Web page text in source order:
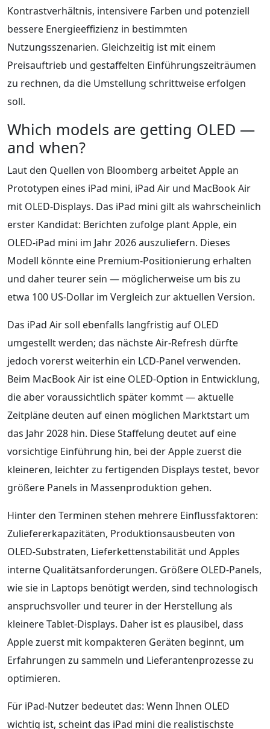
Kontrastverhältnis, intensivere Farben und potenziell
bessere Energieeffizienz in bestimmten
Nutzungsszenarien. Gleichzeitig ist mit einem
Preisauftrieb und gestaffelten Einführungszeiträumen
zu rechnen, da die Umstellung schrittweise erfolgen
soll.
Which models are getting OLED —
and when?
Laut den Quellen von Bloomberg arbeitet Apple an
Prototypen eines iPad mini, iPad Air und MacBook Air
mit OLED-Displays. Das iPad mini gilt als wahrscheinlich
erster Kandidat: Berichten zufolge plant Apple, ein
OLED-iPad mini im Jahr 2026 auszuliefern. Dieses
Modell könnte eine Premium-Positionierung erhalten
und daher teurer sein — möglicherweise um bis zu
etwa 100 US-Dollar im Vergleich zur aktuellen Version.
Das iPad Air soll ebenfalls langfristig auf OLED
umgestellt werden; das nächste Air-Refresh dürfte
jedoch vorerst weiterhin ein LCD-Panel verwenden.
Beim MacBook Air ist eine OLED-Option in Entwicklung,
die aber voraussichtlich später kommt — aktuelle
Zeitpläne deuten auf einen möglichen Marktstart um
das Jahr 2028 hin. Diese Staffelung deutet auf eine
vorsichtige Einführung hin, bei der Apple zuerst die
kleineren, leichter zu fertigenden Displays testet, bevor
größere Panels in Massenproduktion gehen.
Hinter den Terminen stehen mehrere Einflussfaktoren:
Zuliefererkapazitäten, Produktionsausbeuten von
OLED-Substraten, Lieferkettenstabilität und Apples
interne Qualitätsanforderungen. Größere OLED-Panels,
wie sie in Laptops benötigt werden, sind technologisch
anspruchsvoller und teurer in der Herstellung als
kleinere Tablet-Displays. Daher ist es plausibel, dass
Apple zuerst mit kompakteren Geräten beginnt, um
Erfahrungen zu sammeln und Lieferantenprozesse zu
optimieren.
Für iPad-Nutzer bedeutet das: Wenn Ihnen OLED
wichtig ist, scheint das iPad mini die realistischste